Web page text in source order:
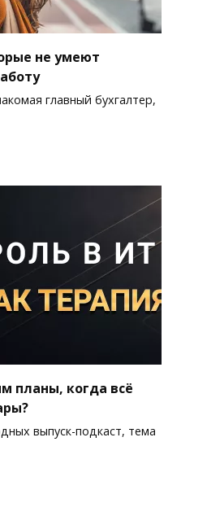
не умеют
главный бухгалтер,
планы, когда всё
выпуск-подкаст, тема